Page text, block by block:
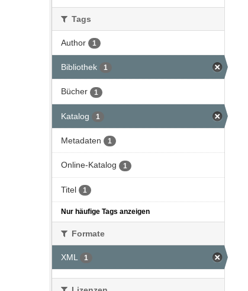
Tags
Author 1
Bibliothek 1
Bücher 1
Katalog 1
Metadaten 1
Online-Katalog 1
Titel 1
Nur häufige Tags anzeigen
Formate
XML 1